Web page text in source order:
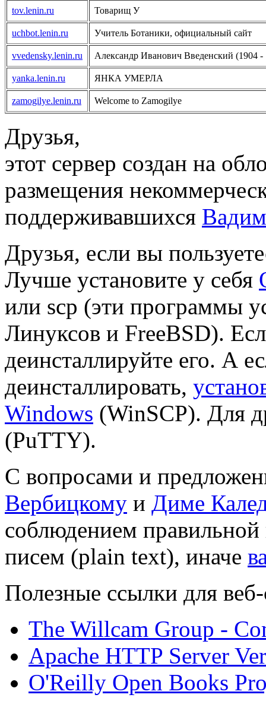
tov.lenin.ru Товарищ У
uchbot.lenin.ru Учитель Ботаники, официальный сайт
vvedensky.lenin.ru Александр Иванович Введенский (1904 -
yanka.lenin.ru ЯНКА УМЕРЛА
zamogilye.lenin.ru Welcome to Zamogilye
Друзья,
этот сервер создан на
размещения
поддерживавшихся
Друзья, если вы
Лучше установите у себя
или scp (эти программы
Линуксов и FreeBSD).
деинсталлируйте его. А
деинсталлировать,
Windows (WinSCP). Для
(PuTTY).
С вопросами и
Вербицкому и Диме
соблюдением
писем (plain text), иначе
Полезные ссылки для веб-
The Willcam Group -
Apache HTTP Server
O'Reilly Open Books